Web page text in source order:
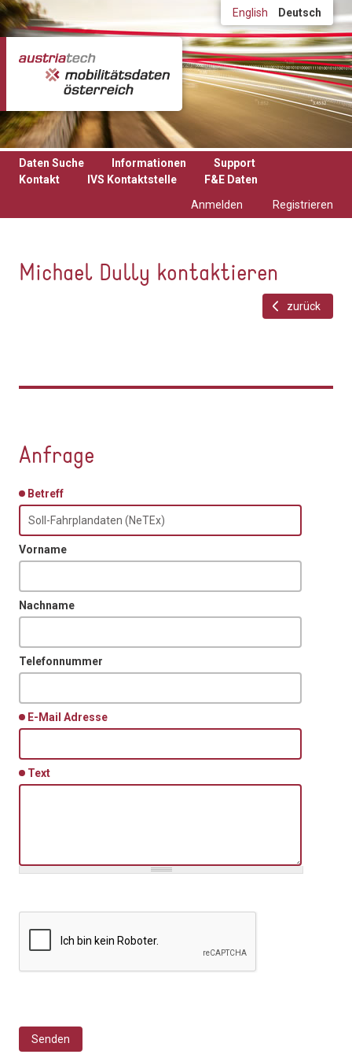
Direkt zum Inhalt English Deutsch
Daten Suche Informationen
Support
Kontakt
IVS Kontaktstelle
F&E Daten
Anmelden
Registrieren
Michael Dully kontaktieren
zurück
Anfrage
Betreff
Vorname
Nachname
Telefonnummer
E-Mail Adresse
Text